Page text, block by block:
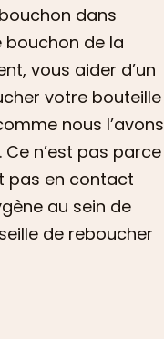
dans
bouchon de la
vous aider d’un
votre bouteille
nous l’avons
Ce n’est pas parce
pas en contact
au sein de
de reboucher